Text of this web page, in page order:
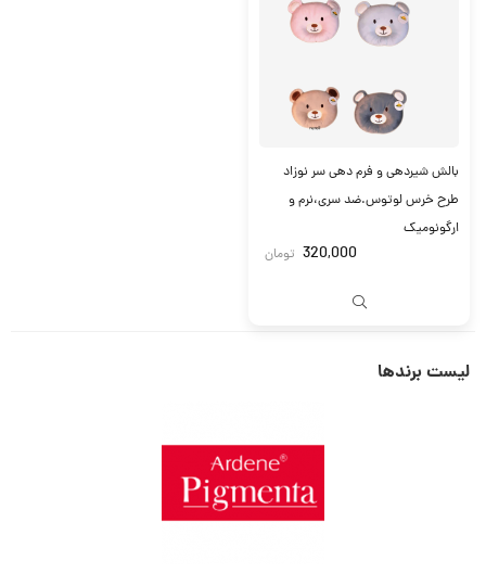
بالش شیردهی و فرم دهی سر نوزاد
طرح خرس لوتوس.ضد سری،نرم و
ارگونومیک
320,000 تومان
لیست برندها